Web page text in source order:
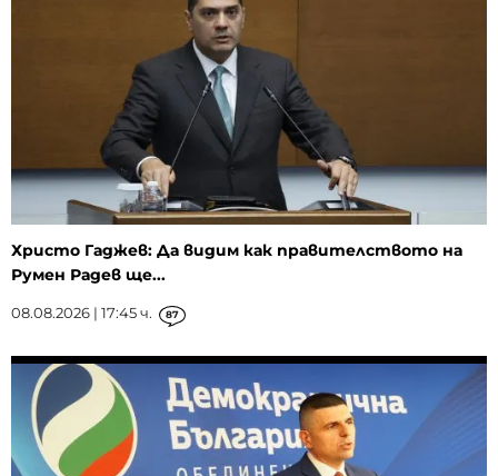
Христо Гаджев: Да видим как правителството на
Румен Радев ще...
08.08.2026 | 17:45 ч. 87